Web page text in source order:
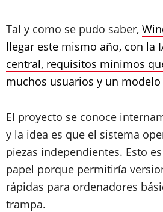
Tal y como se pudo saber,
llegar este mismo año, con la
central, requisitos mínimos
muchos usuarios y un
El proyecto se conoce
y la idea es que el sistema
piezas independientes. Esto
papel porque permitiría
rápidas para ordenadores
trampa.